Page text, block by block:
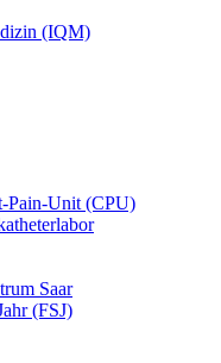
(IQM)
Pain-Unit (CPU)
Saar
(FSJ)